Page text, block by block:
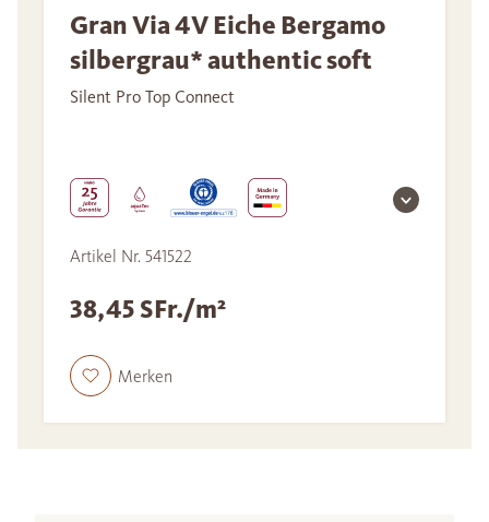
Gran Via 4V Eiche Bergamo
silbergrau* authentic soft
Silent Pro Top Connect
Artikel Nr. 541522
38,45 SFr./m²
Merken